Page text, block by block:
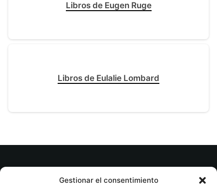
Gestionar el consentimiento
Libros de Eugen Ruge
Libros de Eulalie Lombard
© tuslibrosvip.com · Todos los derechos